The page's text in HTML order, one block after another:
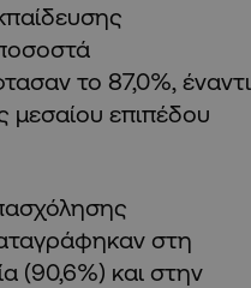
το 87,0%, έναντι
μεσαίου επιπέδου
στη
(90,6%) και στην